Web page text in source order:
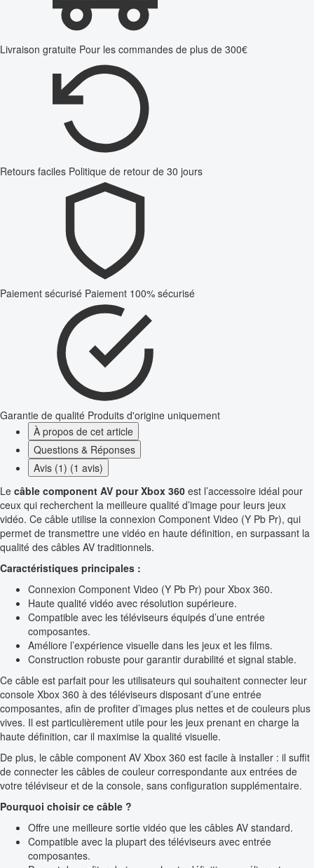
Livraison gratuite Pour les commandes de plus de 300€
Retours faciles Politique de retour de 30 jours
Paiement sécurisé Paiement 100% sécurisé
Garantie de qualité Produits d'origine uniquement
À propos de cet article
Questions & Réponses
Avis (1) (1 avis)
Le câble component AV pour Xbox 360 est l’accessoire idéal pour
ceux qui recherchent la meilleure qualité d’image pour leurs jeux
vidéo. Ce câble utilise la connexion Component Video (Y Pb Pr), qui
permet de transmettre une vidéo en haute définition, en surpassant la
qualité des câbles AV traditionnels.
Caractéristiques principales :
Connexion Component Video (Y Pb Pr) pour Xbox 360.
Haute qualité vidéo avec résolution supérieure.
Compatible avec les téléviseurs équipés d’une entrée
composantes.
Améliore l’expérience visuelle dans les jeux et les films.
Construction robuste pour garantir durabilité et signal stable.
Ce câble est parfait pour les utilisateurs qui souhaitent connecter leur
console Xbox 360 à des téléviseurs disposant d’une entrée
composantes, afin de profiter d’images plus nettes et de couleurs plus
vives. Il est particulièrement utile pour les jeux prenant en charge la
haute définition, car il maximise la qualité visuelle.
De plus, le câble component AV Xbox 360 est facile à installer : il suffit
de connecter les câbles de couleur correspondante aux entrées de
votre téléviseur et de la console, sans configuration supplémentaire.
Pourquoi choisir ce câble ?
Offre une meilleure sortie vidéo que les câbles AV standard.
Compatible avec la plupart des téléviseurs avec entrée
composantes.